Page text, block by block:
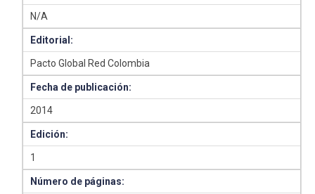
N/A
Editorial:
Pacto Global Red Colombia
Fecha de publicación:
2014
Edición:
1
Número de páginas: